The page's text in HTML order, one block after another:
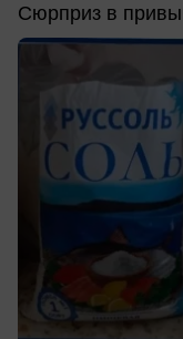
Сюрприз в